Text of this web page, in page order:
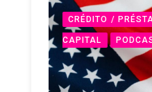
CRÉDITO /
CAPITAL